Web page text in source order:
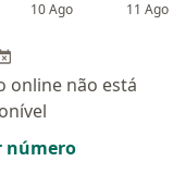
10 Ago 11 Ago
online não está
número